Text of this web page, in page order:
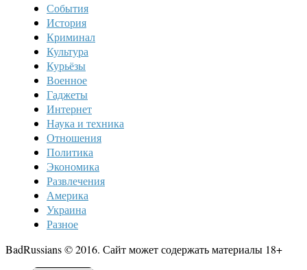
События
История
Криминал
Культура
Курьёзы
Военное
Гаджеты
Интернет
Наука и техника
Отношения
Политика
Экономика
Развлечения
Америка
Украина
Разное
BadRussians © 2016. Сайт может содержать материалы 18+